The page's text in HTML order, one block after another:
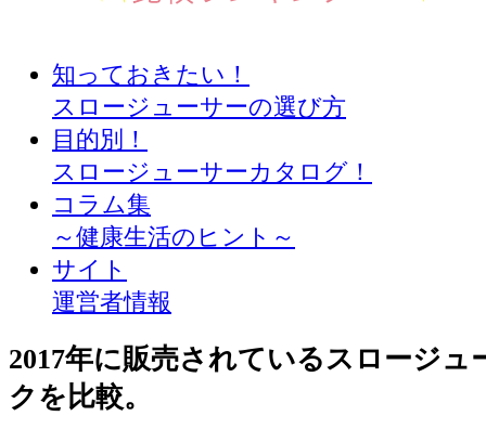
知っておきたい！
スロージューサーの選び方
目的別！
スロージューサーカタログ！
コラム集
～健康生活のヒント～
サイト
運営者情報
2017年に販売されているスロージュ
クを比較。